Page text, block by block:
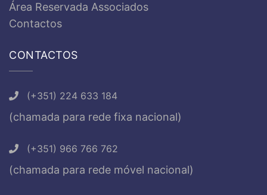
Área Reservada Associados
Contactos
CONTACTOS
(+351) 224 633 184
(chamada para rede fixa nacional)
(+351) 966 766 762
(chamada para rede móvel nacional)